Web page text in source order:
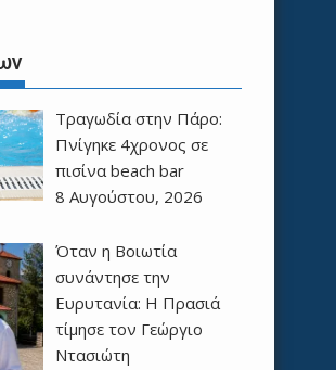
Τραγωδία στην Πάρο:
Πνίγηκε 4χρονος σε
πισίνα beach bar
8 Αυγούστου, 2026
Όταν η Βοιωτία
συνάντησε την
Ευρυτανία: Η Πρασιά
τίμησε τον Γεώργιο
Ντασιώτη